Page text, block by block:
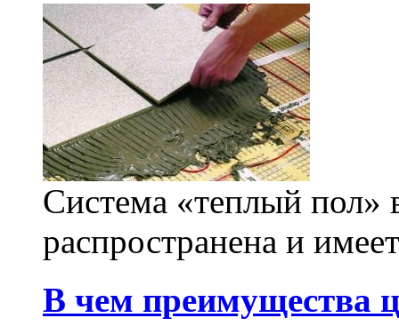
Система «теплый пол»
распространена и
В чем преимущества